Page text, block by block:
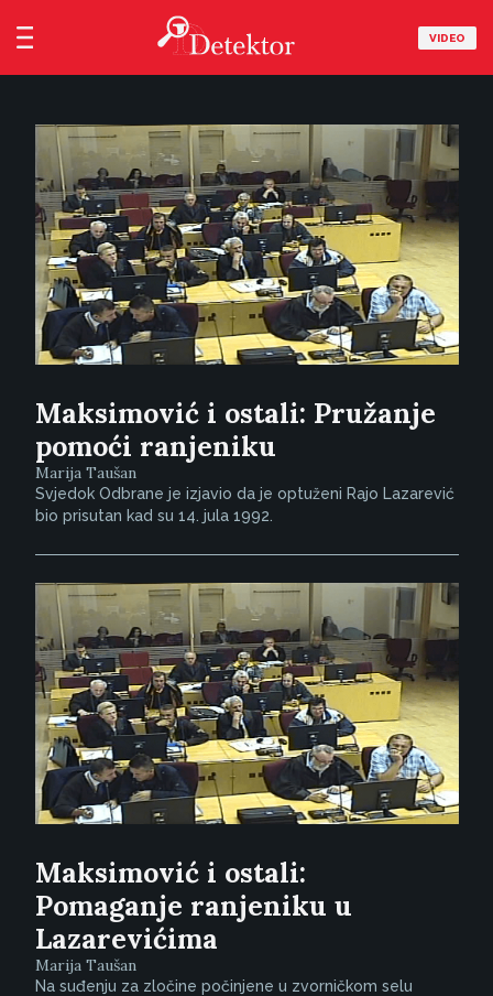
VIDEO
Maksimović i ostali: Pružanje
pomoći ranjeniku
Marija Taušan
Svjedok Odbrane je izjavio da je optuženi Rajo Lazarević
bio prisutan kad su 14. jula 1992.
Maksimović i ostali:
Pomaganje ranjeniku u
Lazarevićima
Marija Taušan
Na suđenju za zločine počinjene u zvorničkom selu